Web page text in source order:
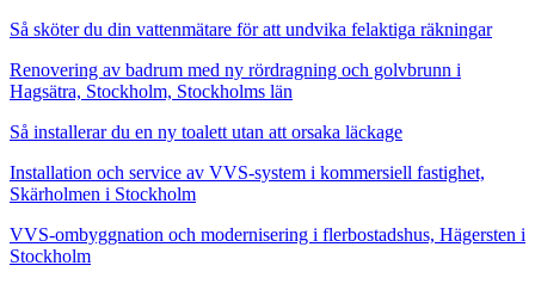
Så sköter du din vattenmätare för att undvika felaktiga räkningar
Renovering av badrum med ny rördragning och golvbrunn i
Hagsätra, Stockholm, Stockholms län
Så installerar du en ny toalett utan att orsaka läckage
Installation och service av VVS-system i kommersiell fastighet,
Skärholmen i Stockholm
VVS-ombyggnation och modernisering i flerbostadshus, Hägersten i
Stockholm